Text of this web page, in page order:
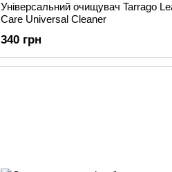
Універсальний очищувач Tarrago
Care Universal Cleaner
340 грн